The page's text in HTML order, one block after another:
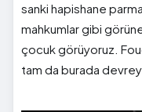
sanki hapishane
mahkumlar gibi
çocuk görüyoruz.
tam da burada